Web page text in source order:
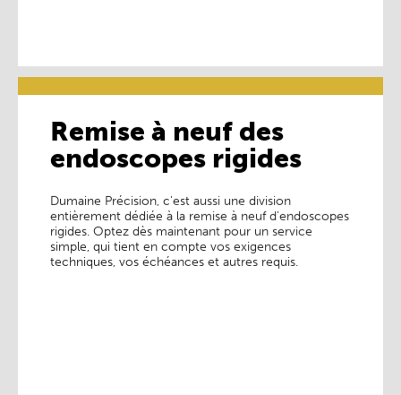
Remise à neuf des
endoscopes rigides
Dumaine Précision, c'est aussi une division
entièrement dédiée à la remise à neuf d’endoscopes
rigides. Optez dès maintenant pour un service
simple, qui tient en compte vos exigences
techniques, vos échéances et autres requis.
Remise à neuf des
Dumaine Précision, c'est aussi une division
entièrement dédiée à la remise à neuf d’endoscopes
rigides. Optez dès maintenant pour un service
simple, qui tient en compte vos exigences
techniques, vos échéances et autres requis.